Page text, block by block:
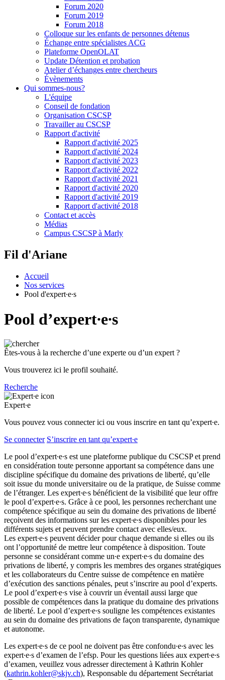
Forum 2020
Forum 2019
Forum 2018
Colloque sur les enfants de personnes détenus
Échange entre spécialistes ACG
Plateforme OpenOLAT
Update Détention et probation
Atelier d’échanges entre chercheurs
Évènements
Qui sommes-nous?
L'équipe
Conseil de fondation
Organisation CSCSP
Travailler au CSCSP
Rapport d'activité
Rapport d'activité 2025
Rapport d'activité 2024
Rapport d'activité 2023
Rapport d'activité 2022
Rapport d'activité 2021
Rapport d'activité 2020
Rapport d'activité 2019
Rapport d'activité 2018
Contact et accès
Médias
Campus CSCSP à Marly
Fil d'Ariane
Accueil
Nos services
Pool d'expert∙e∙s
Pool d’expert∙e∙s
Êtes-vous à la recherche d’une experte ou d’un expert ?
Vous trouverez ici le profil souhaité.
Recherche
Expert∙e
Vous pouvez vous connecter ici ou vous inscrire en tant qu’expert∙e.
Se connecter S’inscrire en tant qu’expert∙e
Le pool d’expert∙e∙s est une plateforme publique du CSCSP et prend
en considération toute personne apportant sa compétence dans une
discipline spécifique du domaine des privations de liberté, qu’elle
soit issue du monde universitaire ou de la pratique, de Suisse comme
de l’étranger. Les expert∙e∙s bénéficient de la visibilité que leur offre
le pool d’expert∙e∙s. Grâce à ce pool, les personnes recherchant une
compétence spécifique au sein du domaine des privations de liberté
reçoivent des informations sur les expert∙e∙s disponibles pour les
différents sujets et peuvent prendre contact avec elles/eux.
Les expert∙e∙s peuvent décider pour chaque demande si elles ou ils
ont l’opportunité de mettre leur compétence à disposition. Toute
personne se considérant comme un∙e expert∙e∙s du domaine des
privations de liberté, y compris les membres des organes stratégiques
et les collaborateurs du Centre suisse de compétence en matière
d’exécution des sanctions pénales, peut s’inscrire au pool d’experts.
Le pool d’expert∙e∙s vise à couvrir un éventail aussi large que
possible de compétences dans la pratique du domaine des privations
de liberté. Le pool d’expert∙e∙s souligne les compétences existantes
au sein du domaine des privations de façon transparente, dynamique
et autonome.
Les expert∙e∙s de ce pool ne doivent pas être confondu∙e∙s avec les
expert∙e∙s d’examen de l’efsp. Pour les questions liées aux expert∙e∙s
d’examen, veuillez vous adresser directement à Kathrin Kohler
(kathrin.kohler@skjv.ch), Responsable du département Secrétariat